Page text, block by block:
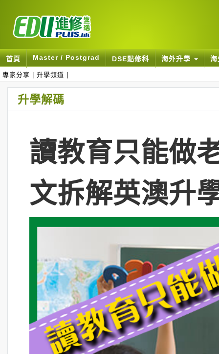
首頁 Master / Postgrad DSE點修科 海外升學
專家分享 升學頻道
升學解碼
讀教育只能做
文拆解英澳升